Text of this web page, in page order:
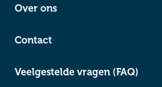
Over ons
Contact
Veelgestelde vragen (FAQ)